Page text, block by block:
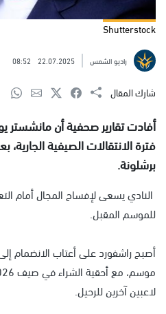
Shutterstock
راديو الشمس 22.07.2025
08:52
شارك المقال
فترة الانتقالات الصيفية
برشلونة.
النادي يسعى لإفساح المجال أمام
للموسم المقبل.
أصبح راشفورد على أعتاب الانضمام
لاعبين آخرين للرحيل.